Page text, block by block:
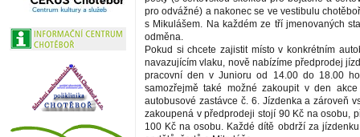
pro odvážné) a nakonec se ve vestibulu
s Mikulášem. Na každém ze tří jmenovaných
odměna.
Pokud si chcete zajistit místo v konkrétním
navazujícím vlaku, nově nabízíme předprodej
pracovní den v Junioru od 14.00 do 18.00
samozřejmě také možné zakoupit v den
autobusové zastávce č. 6. Jízdenka a zároveň
zakoupená v předprodeji stojí 90 Kč na osobu,
100 Kč na osobu. Každé dítě obdrží za